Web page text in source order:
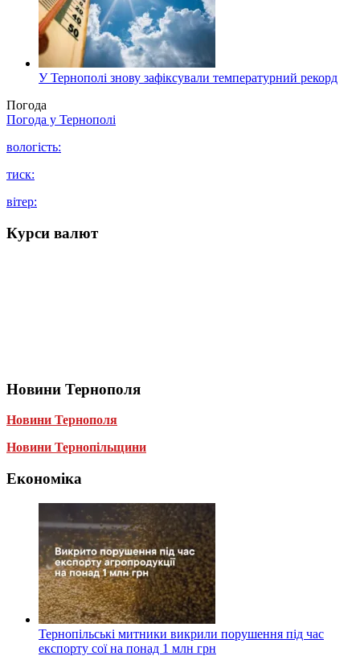
У Тернополі знову зафіксували температурний рекорд
Погода
Погода у Тернополі
вологість:
тиск:
вітер:
Курси валют
Новини Тернополя
Новини Тернополя
Новини Тернопільщини
Економіка
Тернопільські митники викрили порушення під час
експорту сої на понад 1 млн грн